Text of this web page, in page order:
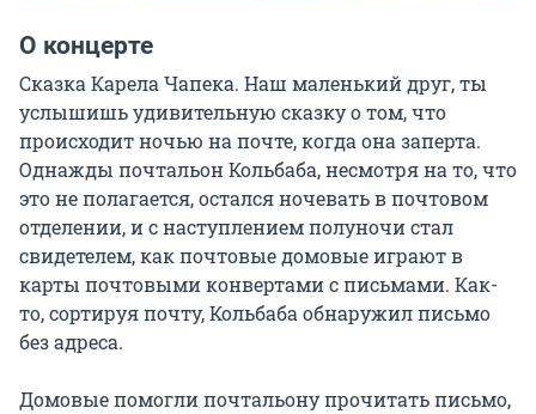
О концерте
Сказка Карела Чапека. Наш маленький друг, ты
услышишь удивительную сказку о том, что
происходит ночью на почте, когда она заперта.
Однажды почтальон Кольбаба, несмотря на то, что
это не полагается, остался ночевать в почтовом
отделении, и с наступлением полуночи стал
свидетелем, как почтовые домовые играют в
карты почтовыми конвертами с письмами. Как-
то, сортируя почту, Кольбаба обнаружил письмо
без адреса.
Домовые помогли почтальону прочитать письмо,